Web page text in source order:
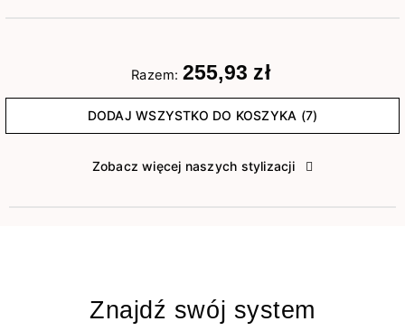
Razem: 255,93 zł
DODAJ WSZYSTKO DO KOSZYKA (7)
Zobacz więcej naszych stylizacji
Znajdź swój system